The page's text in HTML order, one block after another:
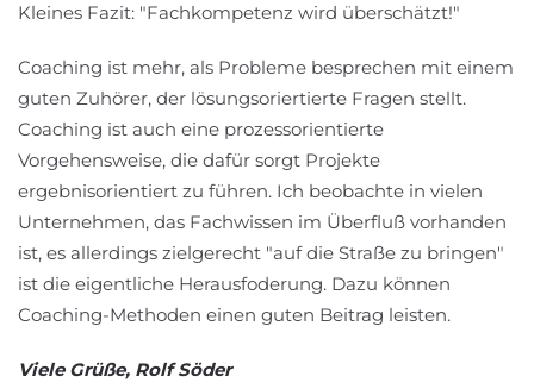
Kleines Fazit: "Fachkompetenz wird überschätzt!"
Coaching ist mehr, als Probleme besprechen mit einem
guten Zuhörer, der lösungsoriertierte Fragen stellt.
Coaching ist auch eine prozessorientierte
Vorgehensweise, die dafür sorgt Projekte
ergebnisorientiert zu führen. Ich beobachte in vielen
Unternehmen, das Fachwissen im Überfluß vorhanden
ist, es allerdings zielgerecht "auf die Straße zu bringen"
ist die eigentliche Herausfoderung. Dazu können
Coaching-Methoden einen guten Beitrag leisten.
Viele Grüße, Rolf Söder